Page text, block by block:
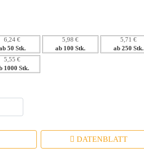
Emotionalisierung Ihrer Marke
6,24 €
50 Stk.
5,98 €
ab 100 Stk.
5,71 €
ab 250 Stk.
5,55 €
1000 Stk.
DATENBLATT